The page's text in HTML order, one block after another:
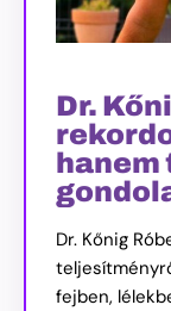
Dr.
Dr. Kőnig
fejben,